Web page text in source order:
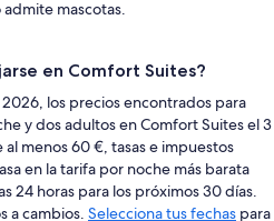
mascotas.
en Comfort Suites?
los precios encontrados para
y dos adultos en Comfort Suites el 3
menos 60 €, tasas e impuestos
en la tarifa por noche más barata
24 horas para los próximos 30 días.
a cambios. Selecciona tus fechas para